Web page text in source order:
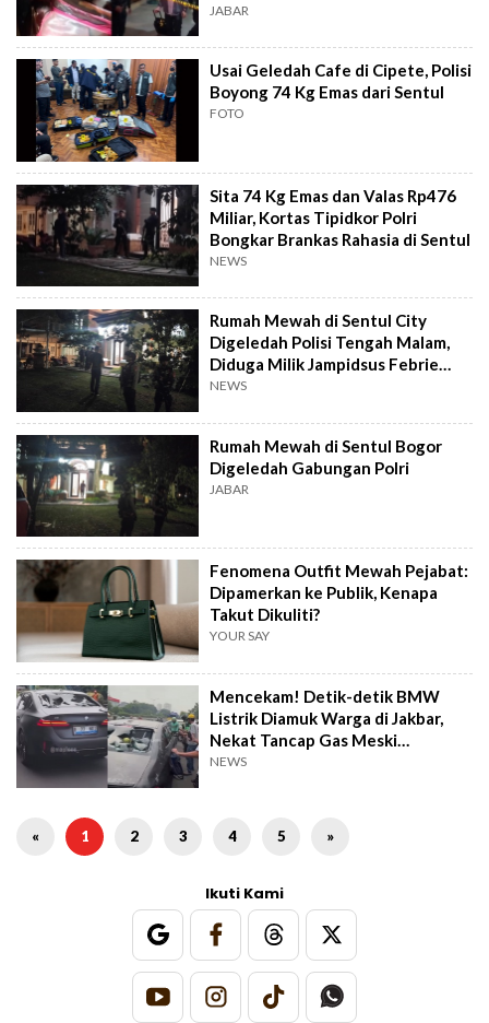
JABAR
Usai Geledah Cafe di Cipete, Polisi
Boyong 74 Kg Emas dari Sentul
FOTO
Sita 74 Kg Emas dan Valas Rp476
Miliar, Kortas Tipidkor Polri
Bongkar Brankas Rahasia di Sentul
NEWS
Rumah Mewah di Sentul City
Digeledah Polisi Tengah Malam,
Diduga Milik Jampidsus Febrie
Adriansyah
NEWS
Rumah Mewah di Sentul Bogor
Digeledah Gabungan Polri
JABAR
Fenomena Outfit Mewah Pejabat:
Dipamerkan ke Publik, Kenapa
Takut Dikuliti?
YOUR SAY
Mencekam! Detik-detik BMW
Listrik Diamuk Warga di Jakbar,
Nekat Tancap Gas Meski
Dihadang Barrier
NEWS
« 1 2 3 4 5 »
Ikuti Kami